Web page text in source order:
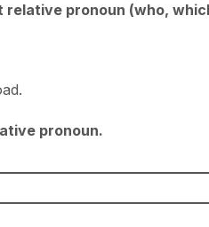
pronoun (who,
pronoun.